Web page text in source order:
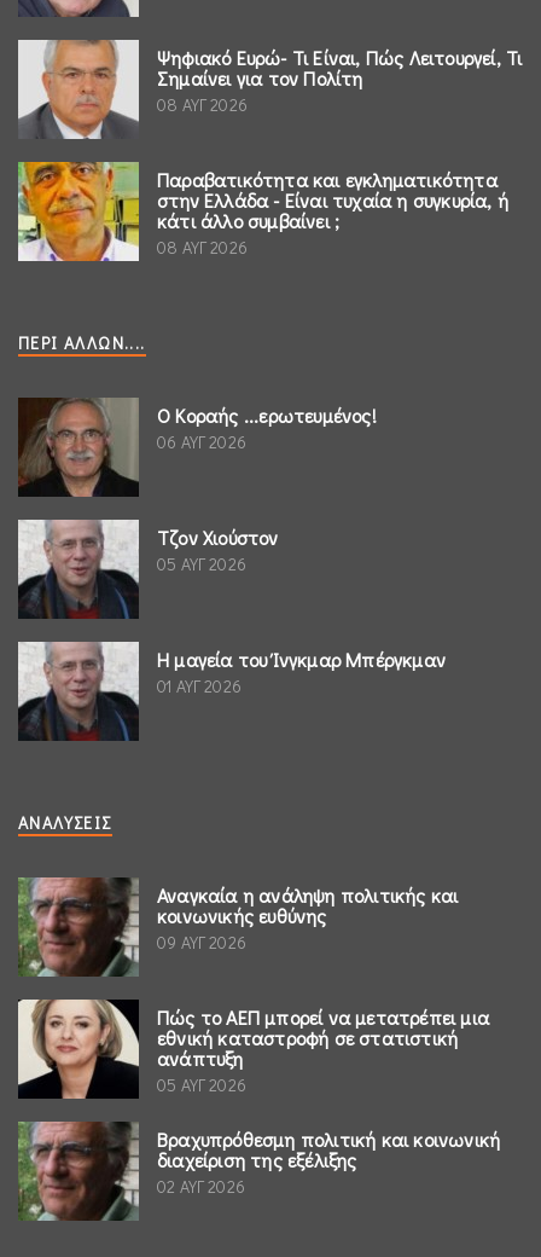
Ψηφιακό Ευρώ- Τι Είναι, Πώς Λειτουργεί, Τι
Σημαίνει για τον Πολίτη
08 ΑΥΓ 2026
Παραβατικότητα και εγκληματικότητα
στην Ελλάδα - Είναι τυχαία η συγκυρία, ή
κάτι άλλο συμβαίνει ;
08 ΑΥΓ 2026
ΠΕΡΊ ΆΛΛΩΝ....
Ο Κοραής ...ερωτευμένος!
06 ΑΥΓ 2026
Τζον Χιούστον
05 ΑΥΓ 2026
Η μαγεία του Ίνγκμαρ Μπέργκμαν
01 ΑΥΓ 2026
ΑΝΑΛΎΣΕΙΣ
Αναγκαία η ανάληψη πολιτικής και
κοινωνικής ευθύνης
09 ΑΥΓ 2026
Πώς το ΑΕΠ μπορεί να μετατρέπει μια
εθνική καταστροφή σε στατιστική
ανάπτυξη
05 ΑΥΓ 2026
Βραχυπρόθεσμη πολιτική και κοινωνική
διαχείριση της εξέλιξης
02 ΑΥΓ 2026